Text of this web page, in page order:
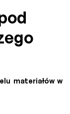
materiałów w